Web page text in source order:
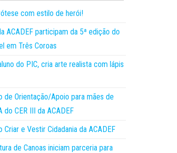
com estilo de herói!
ACADEF participam da 5ª edição do
em Três Coroas
do PIC, cria arte realista com lápis
de Orientação/Apoio para mães de
do CER III da ACADEF
Criar e Vestir Cidadania da ACADEF
de Canoas iniciam parceria para